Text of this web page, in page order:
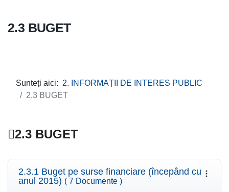
2.3 BUGET
Sunteți aici: 2. INFORMAȚII DE INTERES PUBLIC
2.3 BUGET
2.3 BUGET
2.3.1 Buget pe surse financiare (începând cu
anul 2015) ( 7 Documente )